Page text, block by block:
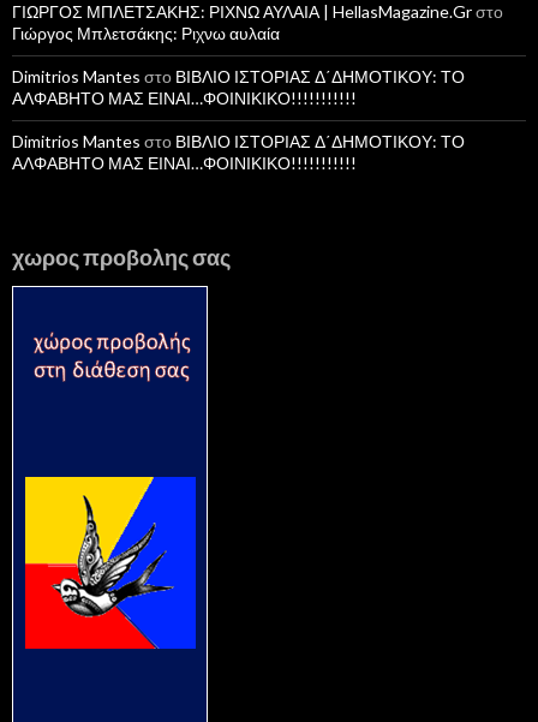
ΓΙΩΡΓΟΣ ΜΠΛΕΤΣΑΚΗΣ: ΡΙΧΝΩ ΑΥΛΑΙΑ | HellasMagazine.Grστο
Γιώργος Μπλετσάκης: Ριχνω αυλαία
Dimitrios Mantes στο ΒΙΒΛΙΟ ΙΣΤΟΡΙΑΣ Δ΄ΔΗΜΟΤΙΚΟΥ: ΤΟ
ΑΛΦΑΒΗΤΟ ΜΑΣ ΕΙΝΑΙ…ΦΟΙΝΙΚΙΚΟ!!!!!!!!!!!
Dimitrios Mantes στο ΒΙΒΛΙΟ ΙΣΤΟΡΙΑΣ Δ΄ΔΗΜΟΤΙΚΟΥ: ΤΟ
ΑΛΦΑΒΗΤΟ ΜΑΣ ΕΙΝΑΙ…ΦΟΙΝΙΚΙΚΟ!!!!!!!!!!!
χωρος προβολης σας